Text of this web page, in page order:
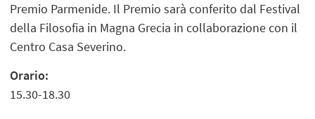
Premio Parmenide. Il Premio sarà conferito dal Festival
della Filosofia in Magna Grecia in collaborazione con il
Centro Casa Severino.
Orario:
15.30-18.30